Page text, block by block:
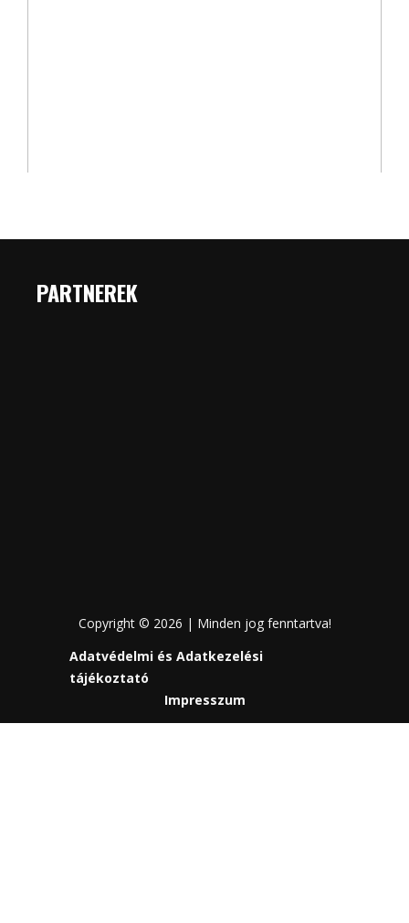
PARTNEREK
Copyright © 2026 | Minden jog fenntartva!
Adatvédelmi és Adatkezelési
tájékoztató
Impresszum